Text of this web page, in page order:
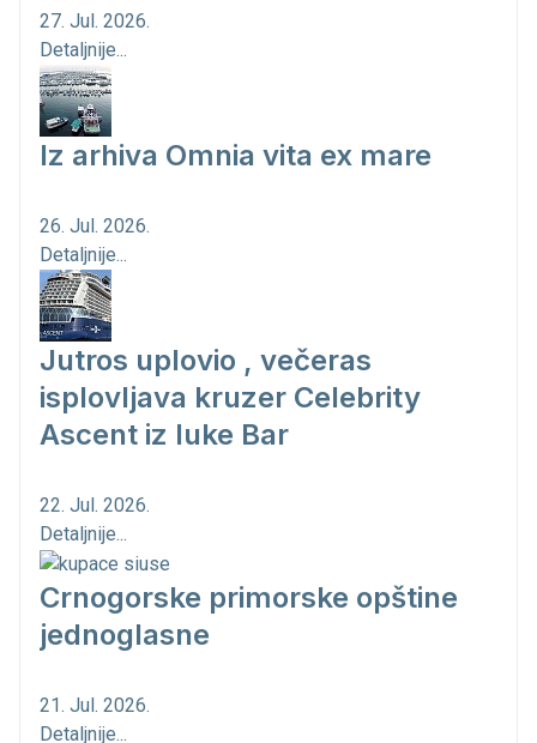
27. Jul. 2026.
Detaljnije...
Iz arhiva Omnia vita ex mare
26. Jul. 2026.
Detaljnije...
Jutros uplovio , večeras
isplovljava kruzer Celebrity
Ascent iz luke Bar
22. Jul. 2026.
Detaljnije...
Crnogorske primorske opštine
jednoglasne
21. Jul. 2026.
Detaljnije...